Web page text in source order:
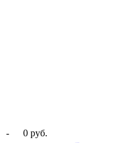
-
0 руб.